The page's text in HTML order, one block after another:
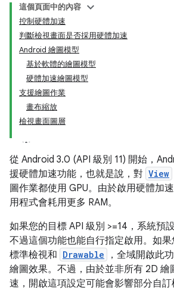
這個頁面中的內容
控制硬體加速
判斷檢視畫面是否採用硬體加速
Android 繪圖模型
基於軟體的繪圖模型
硬體加速繪圖模型
支援繪圖作業
畫布縮放
檢視畫面圖層
從 Android 3.0 (API 級別 11) 開始，
援硬體加速功能，也就是說，對 View
圖作業都使用 GPU。由於啟用硬體加
用程式會耗用更多 RAM。
如果您的目標 API 級別 >=14，系統預
不過這個功能也能自行指定啟用。如
標準檢視和 Drawable
，全域開啟此
繪圖效果。不過，由於並非所有 2D 繪
速，開啟這項設定可能會影響部分自